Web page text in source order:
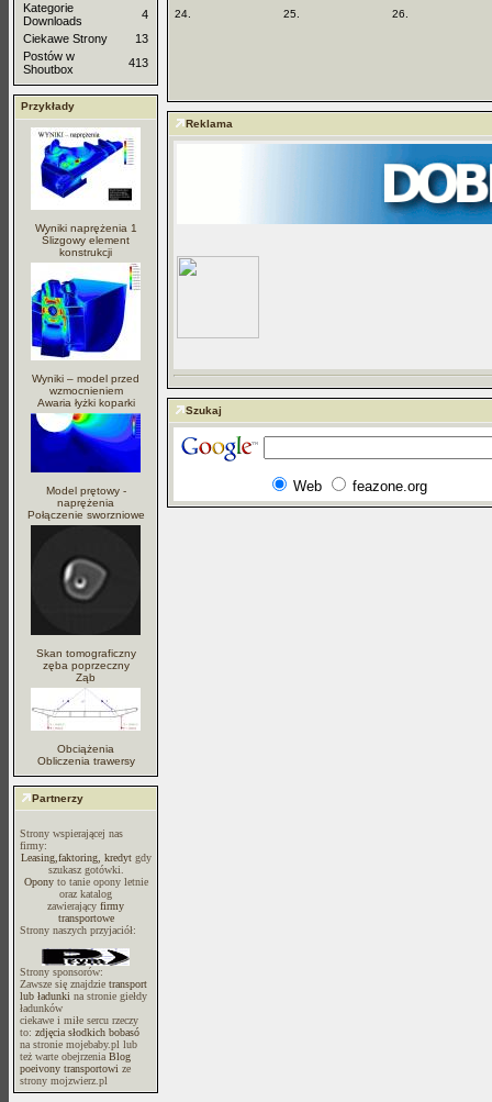
Kategorie
Downloads
4
Ciekawe Strony
13
Postów w
Shoutbox
413
Przykłady
Wyniki naprężenia 1
Ślizgowy element
konstrukcji
Wyniki – model przed
wzmocnieniem
Awaria łyżki koparki
Model prętowy -
naprężenia
Połączenie sworzniowe
Skan tomograficzny
zęba poprzeczny
Ząb
Obciążenia
Obliczenia trawersy
Partnerzy
Strony wspierającej nas
firmy:
Leasing,faktoring, kredytgdy
szukasz gotówki.
Oponyto tanie opony letnie
oraz katalog
zawierający firmy
transportowe
Strony naszych przyjaciół:
Strony sponsorów:
Zawsze się znajdzie transport
lub ładunki na stronie giełdy
ładunków
ciekawe i miłe sercu rzeczy
to: zdjęcia słodkich bobasó
na stronie mojebaby.pl lub
też warte obejrzenia Blog
poeivony transportowi ze
strony mojzwierz.pl
24. 25. 26.
Reklama
Szukaj
Web feazone.org